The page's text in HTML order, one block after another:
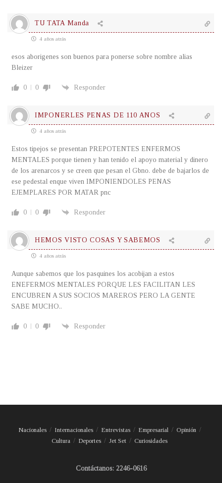
TU TATA Manda
4 años atrás
esos aborigenes son buenos para ponerse sobre nombre alias
Bleizer
0 0 Responder
IMPONERLES PENAS DE 110 ANOS
4 años atrás
Estos tipejos se presentan PREPOTENTES ENFERMOS
MENTALES porque tienen y han tenido el apoyo material y dinero
de los arenarcos y se creen que pesan el Gbno. debe de bajarlos de
ese pedestal enque viven IMPONIENDOLES PENAS
EJEMPLARES POR MATAR pnc
0 0 Responder
HEMOS VISTO COSAS Y SABEMOS
4 años atrás
Aunque sabemos que los pasquines los acobijan a estos
ENEFERMOS MENTALES PORQUE LES FACILITAN LES
ENCUBREN A SUS SOCIOS MAREROS PERO LA GENTE
SABE MUCHO..
0 0 Responder
Nacionales Internacionales Entrevistas Empresarial
Opinión
Cultura
Deportes Jet Set Curiosidades
Contáctanos: 2246-0616